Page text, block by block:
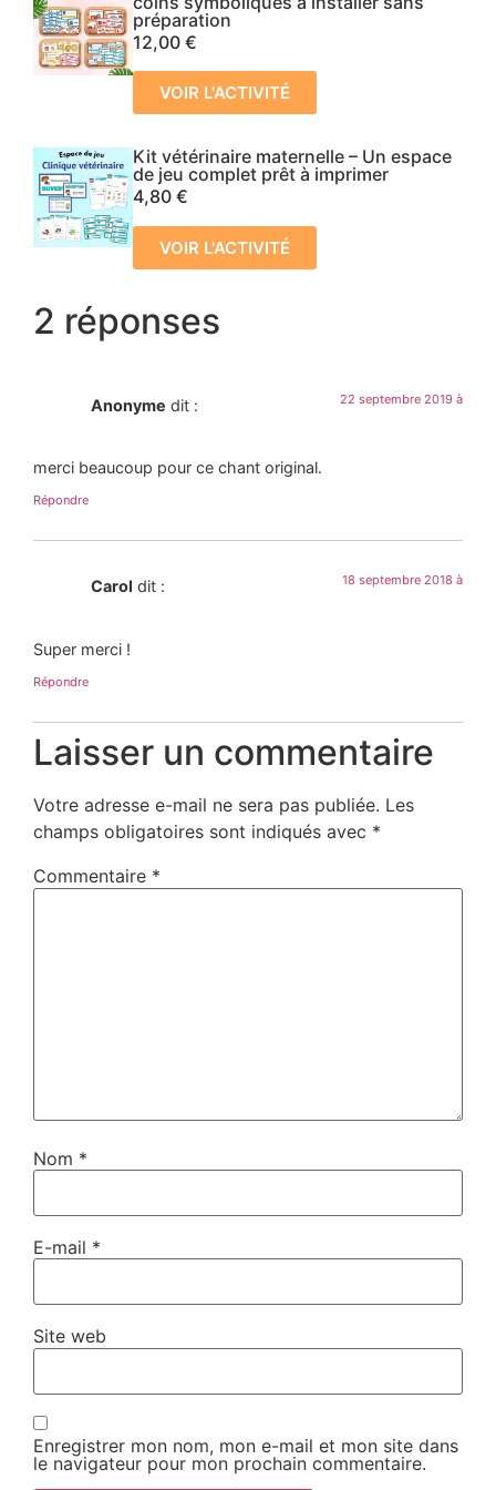
préparation
12,00 €
VOIR L'ACTIVITÉ
Kit vétérinaire maternelle – Un espace
de jeu complet prêt à imprimer
4,80 €
VOIR L'ACTIVITÉ
2 réponses
Anonyme dit : 22 septembre 2019 à
merci beaucoup pour ce chant original.
Répondre
Carol dit : 18 septembre 2018 à
Super merci !
Répondre
Laisser un commentaire
Votre adresse e-mail ne sera pas publiée. Les
champs obligatoires sont indiqués avec *
Commentaire *
Nom *
E-mail *
Site web
Enregistrer mon nom, mon e-mail et mon site dans
le navigateur pour mon prochain commentaire.